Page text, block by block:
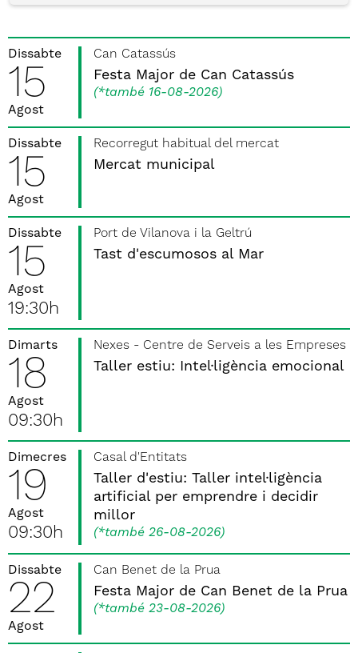
Dissabte
15
Agost
Can Catassús
Festa Major de Can Catassús
(*també 16-08-2026)
Dissabte
15
Agost
Recorregut habitual del mercat
Mercat municipal
Dissabte
15
Agost
19:30h
Port de Vilanova i la Geltrú
Tast d'escumosos al Mar
Dimarts
18
Agost
09:30h
Nexes - Centre de Serveis a les Empreses
Taller estiu: Intel·ligència emocional
Dimecres
19
Agost
09:30h
Casal d'Entitats
Taller d'estiu: Taller intel·ligència
artificial per emprendre i decidir
millor
(*també 26-08-2026)
Dissabte
22
Agost
Can Benet de la Prua
Festa Major de Can Benet de la Prua
(*també 23-08-2026)